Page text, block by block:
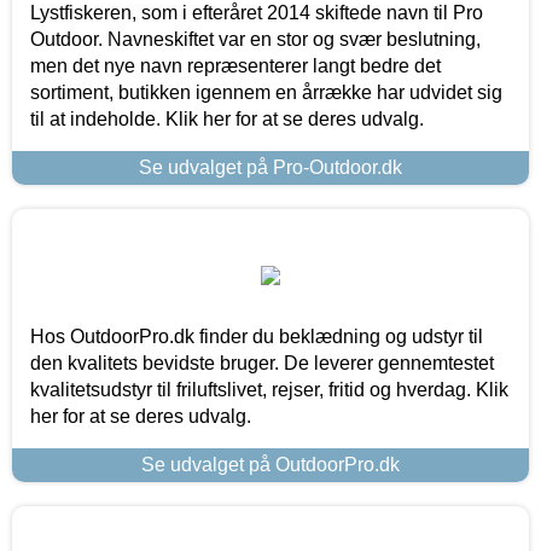
Lystfiskeren, som i efteråret 2014 skiftede navn til Pro
Outdoor. Navneskiftet var en stor og svær beslutning,
men det nye navn repræsenterer langt bedre det
sortiment, butikken igennem en årrække har udvidet sig
til at indeholde. Klik her for at se deres udvalg.
Se udvalget på Pro-Outdoor.dk
Hos OutdoorPro.dk finder du beklædning og udstyr til
den kvalitets bevidste bruger. De leverer gennemtestet
kvalitetsudstyr til friluftslivet, rejser, fritid og hverdag. Klik
her for at se deres udvalg.
Se udvalget på OutdoorPro.dk